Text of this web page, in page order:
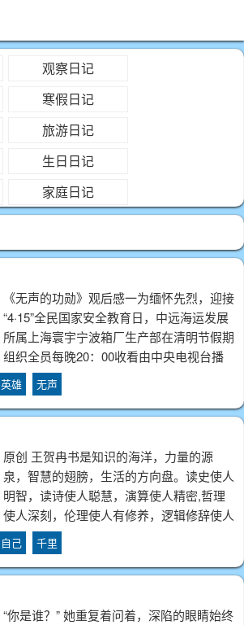
观察日记
寒假日记
旅游日记
生日日记
家庭日记
《无声的功勋》观后感一为缅怀先烈，迎接
“4·15”全民国家安全教育日，中远海运发展
所属上海寰宇宁波箱厂生产部在清明节假期
组织全员每晚20：00收看由中央电视台播
出的纪录片《无声的功勋》。沿着革命先烈
的足迹，抚今追昔。员工们深刻认识到责任
与担当。传承革命精神，坚定初心使命
英雄 无声
原创 王贺冉书是知识的海洋，力量的源
泉，智慧的翅膀，生活的方向盘。读史使人
明智，读诗使人聪慧，演算使人精密,哲理
使人深刻，伦理使人有修养，逻辑修辞使人
长于思辨。宋词，是文学殿堂的一朵奇葩,
它与唐诗、元曲一样千古流芳。有的豪放如
大江东去,“三十功名尘与土,八千里路云和
自己 千里
“你是谁？” 她重复着问着，深陷的眼睛始终